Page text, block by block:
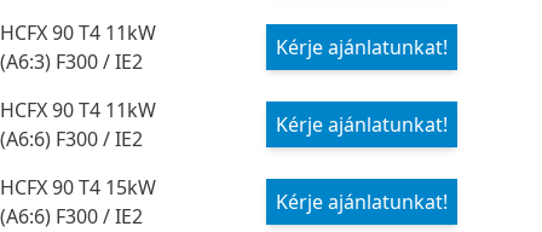
HCFX 90 T4 11kW
(A6:3) F300 / IE2
Kérje ajánlatunkat!
HCFX 90 T4 11kW
(A6:6) F300 / IE2
Kérje ajánlatunkat!
HCFX 90 T4 15kW
(A6:6) F300 / IE2
Kérje ajánlatunkat!